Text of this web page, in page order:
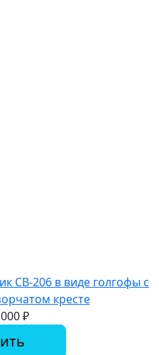
СВ-206 в виде голгофы с
кресте
₽